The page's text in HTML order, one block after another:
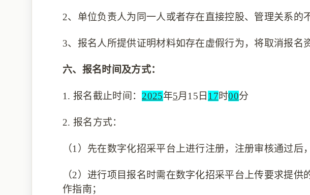
2、单位负责人为同一人或者存在直接控股、管理关系的
3、报名人所提供证明材料如存在虚假行为，将取消报名
六、报名时间及方式：
1. 报名截止时间： 2025年5月 15 日 17时00分
2. 报名方式：
（1） 先在数字化招采平台上进行注册，注册审核通过后
（2） 进行项目报名时需在数字化招采平台上传要求提
作指南；